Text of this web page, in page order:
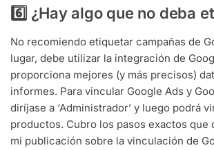
6️⃣ ¿Hay algo que no deba
No recomiendo etiquetar campañas de
lugar, debe utilizar la integración de
proporciona mejores (y más precisos)
informes. Para vincular Google Ads y
diríjase a ‘Administrador’ y luego podrá
productos. Cubro los pasos exactos que
mi publicación sobre la vinculación de